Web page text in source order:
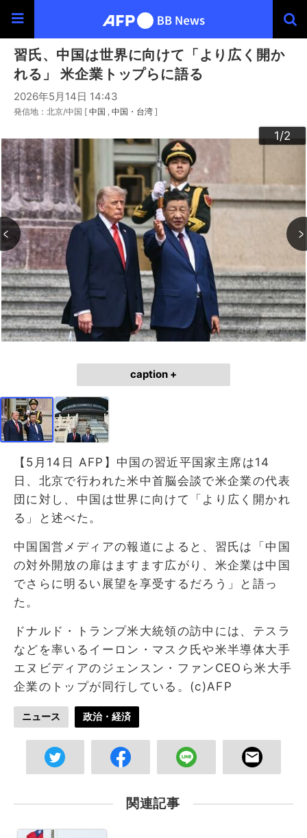
習氏、中国は世界に向けて「より広く開か
れる」 米企業トップらに語る
2026年5月14日 14:43
発信地：北京/中国 [ 中国 中国・台湾 ]
1/2
2/2
caption +
【5月14日 AFP】中国の習近平国家主席は14
日、北京で行われた米中首脳会談で米企業の代表
団に対し、中国は世界に向けて「より広く開かれ
る」と述べた。
中国国営メディアの報道によると、習氏は「中国
の対外開放の扉はますます広がり、米企業は中国
でさらに明るい展望を享受するだろう」と語っ
た。
ドナルド・トランプ米大統領の訪中には、テスラ
などを率いるイーロン・マスク氏や米半導体大手
エヌビディアのジェンスン・ファンCEOら米大手
企業のトップが同行している。(c)AFP
ニュース 政治・経済
関連記事